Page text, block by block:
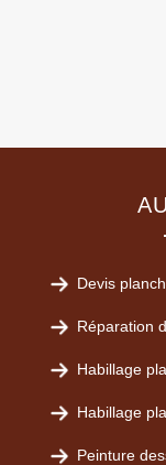
Devis
Réparation
Habillage
Habillage
Peinture